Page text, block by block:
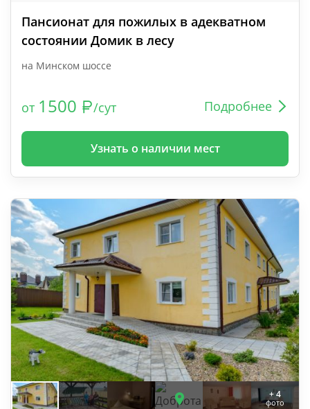
Пансионат для пожилых в адекватном
состоянии Домик в лесу
на Минском шоссе
от 1500 /сут Подробнее
Узнать о наличии мест
+ 4
фото